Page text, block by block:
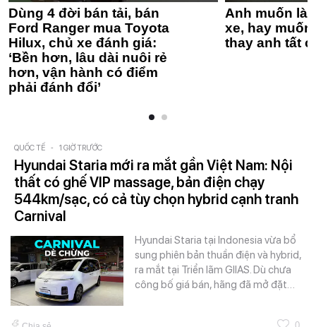
Dùng 4 đời bán tải, bán
Ford Ranger mua Toyota
Hilux, chủ xe đánh giá:
‘Bền hơn, lâu dài nuôi rẻ
hơn, vận hành có điểm
phải đánh đổi’
Anh muốn
xe, hay
thay anh tất
QUỐC TẾ - 1 GIỜ TRƯỚC
Hyundai Staria mới ra mắt gần Việt Nam: Nội
thất có ghế VIP massage, bản điện chạy
544km/sạc, có cả tùy chọn hybrid cạnh tranh
Carnival
Hyundai Staria tại Indonesia vừa bổ
sung phiên bản thuần điện và hybrid,
ra mắt tại Triển lãm GIIAS. Dù chưa
công bố giá bán, hãng đã mở đặt…